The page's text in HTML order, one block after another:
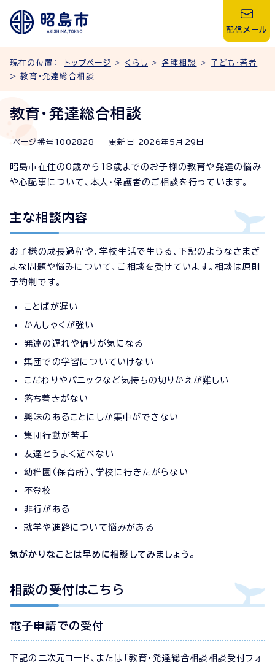
配信メール
現在の位置： トップページ > くらし > 各種相談 >子ども・若者
> 教育・発達総合相談
教育・発達総合相談
ページ番号 1002828 更新日 2026年5月 29 日
昭島市在住の0歳から18歳までのお子様の教育や発達の悩み
や心配事について、本人・保護者のご相談を行っています。
主な相談内容
お子様の成長過程や、学校生活で生じる、下記のようなさまざ
まな問題や悩みについて、ご相談を受けています。相談は原則
予約制です。
ことばが遅い
かんしゃくが強い
発達の遅れや偏りが気になる
集団での学習についていけない
こだわりやパニックなど気持ちの切りかえが難しい
落ち着きがない
興味のあることにしか集中ができない
集団行動が苦手
友達とうまく遊べない
幼稚園（保育所）、学校に行きたがらない
不登校
非行がある
就学や進路について悩みがある
気がかりなことは早めに相談してみましょう。
相談の受付はこちら
電子申請での受付
下記の二次元コード、または「教育・発達総合相談相談受付フォ